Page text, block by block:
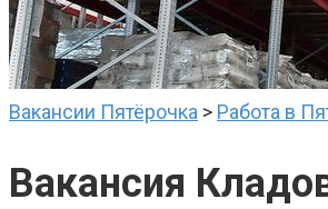
Вакансии Пятёрочка > Работа в
Вакансия